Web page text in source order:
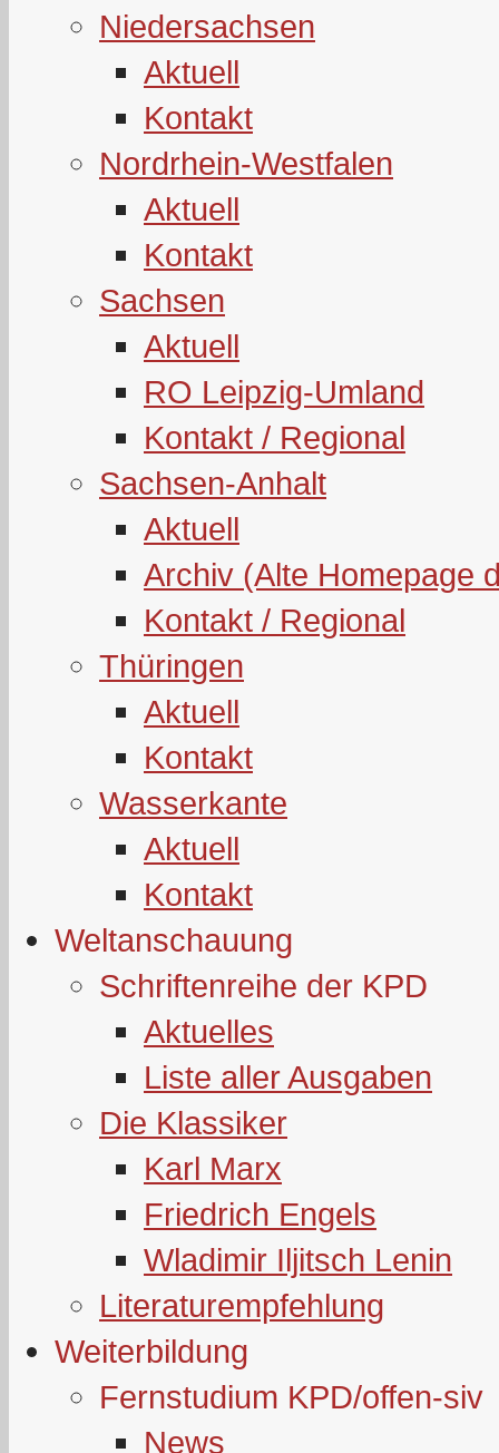
Niedersachsen
Aktuell
Kontakt
Nordrhein-Westfalen
Aktuell
Kontakt
Sachsen
Aktuell
RO Leipzig-Umland
Kontakt / Regional
Sachsen-Anhalt
Aktuell
Archiv (Alte Homepage
Kontakt / Regional
Thüringen
Aktuell
Kontakt
Wasserkante
Aktuell
Kontakt
Weltanschauung
Schriftenreihe der KPD
Aktuelles
Liste aller Ausgaben
Die Klassiker
Karl Marx
Friedrich Engels
Wladimir Iljitsch Lenin
Literaturempfehlung
Weiterbildung
Fernstudium KPD/offen-siv
News